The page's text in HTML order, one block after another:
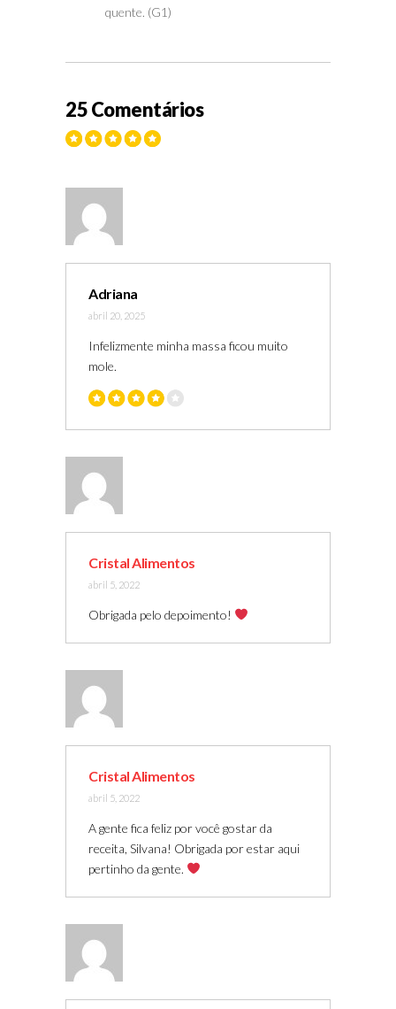
quente. (G1)
25 Comentários
Adriana
abril 20, 2025
Infelizmente minha massa ficou muito
mole.
Cristal Alimentos
abril 5, 2022
Obrigada pelo depoimento!
Cristal Alimentos
abril 5, 2022
A gente fica feliz por você gostar da
receita, Silvana! Obrigada por estar aqui
pertinho da gente.